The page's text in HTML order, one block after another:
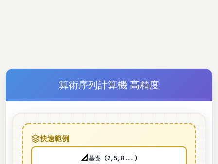
算術序列計算機 高精度
快速範例
📐基礎 (2,5,8...)